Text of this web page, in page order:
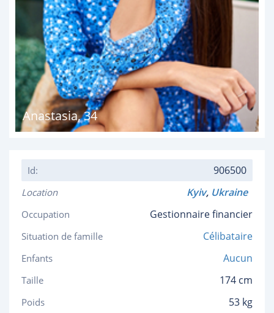
Anastasia,34
Id: 906500
Location Kyiv, Ukraine
Occupation Gestionnaire financier
Situation de famille Célibataire
Enfants Aucun
Taille 174 cm
Poids 53 kg